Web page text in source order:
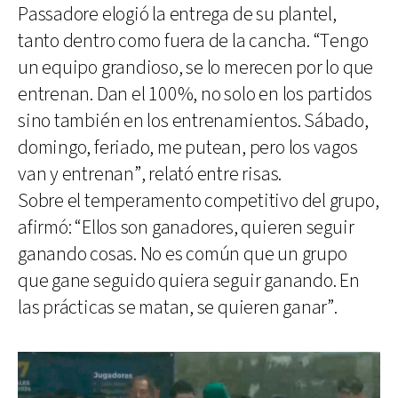
Passadore elogió la entrega de su plantel,
tanto dentro como fuera de la cancha. “Tengo
un equipo grandioso, se lo merecen por lo que
entrenan. Dan el 100%, no solo en los partidos
sino también en los entrenamientos. Sábado,
domingo, feriado, me putean, pero los vagos
van y entrenan”, relató entre risas.
Sobre el temperamento competitivo del grupo,
afirmó: “Ellos son ganadores, quieren seguir
ganando cosas. No es común que un grupo
que gane seguido quiera seguir ganando. En
las prácticas se matan, se quieren ganar”.